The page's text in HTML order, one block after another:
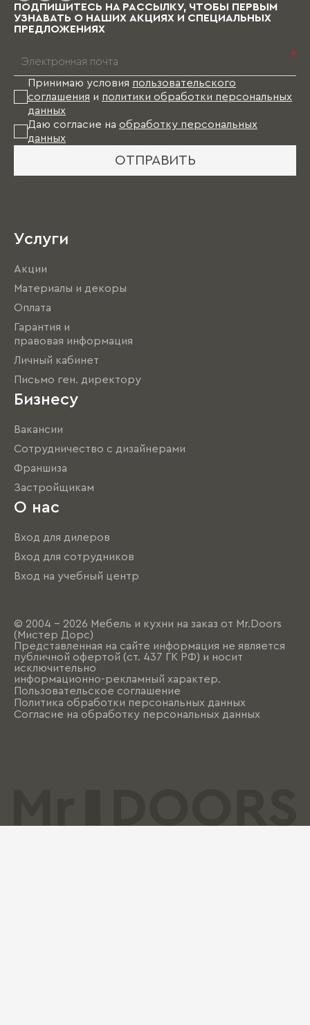
ПОДПИШИТЕСЬ НА РАССЫЛКУ, ЧТОБЫ ПЕРВЫМ
УЗНАВАТЬ О НАШИХ АКЦИЯХ И СПЕЦИАЛЬНЫХ
ПРЕДЛОЖЕНИЯХ
*
Принимаю условия пользовательского
соглашения и политики обработки персональных
данных
Даю согласие на обработку персональных
данных
ОТПРАВИТЬ
Услуги
Акции
Материалы и декоры
Оплата
Гарантия и
правовая информация
Личный кабинет
Письмо ген. директору
Бизнесу
Вакансии
Сотрудничество с дизайнерами
Франшиза
Застройщикам
О нас
Вход для дилеров
Вход для сотрудников
Вход на учебный центр
© 2004 - 2026 Мебель и кухни на заказ от Mr.Doors
(Мистер Дорс)
Представленная на сайте информация не является
публичной офертой (ст. 437 ГК РФ) и носит
исключительно
информационно-рекламный характер.
Пользовательское соглашение
Политика обработки персональных данных
Согласие на обработку персональных данных